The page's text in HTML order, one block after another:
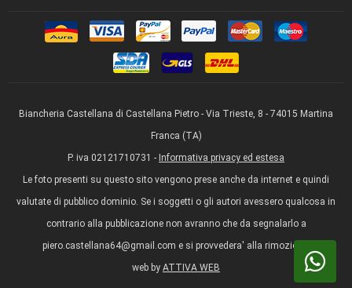
Biancheria Castellana di Castellana Pietro - Via Trieste, 8 - 74015 Martina
Franca (TA)
P. iva 02121710731 - Informativa privacy ed estesa
Le foto presenti su questo sito vengono prese anche da internet e quindi
valutate di pubblico dominio. Se i soggetti o gli autori avessero qualcosa in
contrario alla pubblicazione non avranno che da segnalarlo a
piero.castellana64@gmail.com e si provvedera' alla rimozione.
web by ATTIVA WEB